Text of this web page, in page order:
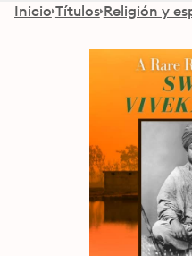
Inicio Títulos Religión y